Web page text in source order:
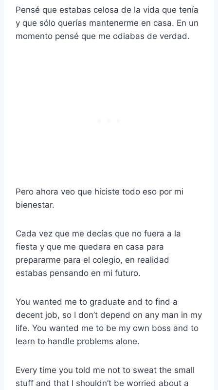
Pensé que estabas celosa de la vida que tenía
y que sólo querías mantenerme en casa. En un
momento pensé que me odiabas de verdad.
Pero ahora veo que hiciste todo eso por mi
bienestar.
Cada vez que me decías que no fuera a la
fiesta y que me quedara en casa para
prepararme para el colegio, en realidad
estabas pensando en mi futuro.
You wanted me to graduate and to find a
decent job, so I don’t depend on any man in my
life. You wanted me to be my own boss and to
learn to handle problems alone.
Every time you told me not to sweat the small
stuff and that I shouldn’t be worried about a